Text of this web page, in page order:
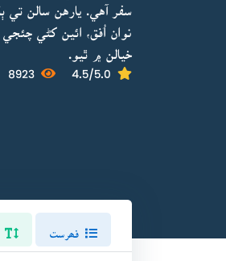
سفر آهي. يارهن سالن تي
نوان اُفق، ائين کڻي
خيالن ۾ ٿيو.
4.5/5.0
8923